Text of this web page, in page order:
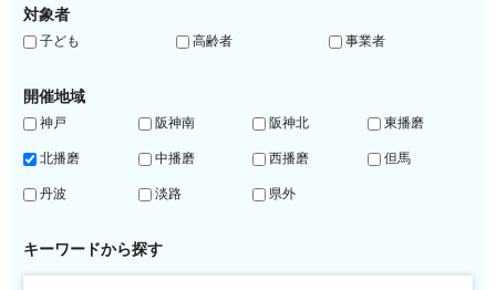
対象者
子ども 高齢者 事業者
開催地域
神戸 阪神南 阪神北 東播磨
北播磨 中播磨 西播磨 但馬
丹波 淡路 県外
キーワードから探す